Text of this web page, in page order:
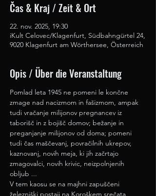
Čas & Kraj / Zeit & Ort
22. nov. 2025, 19:30
iKult Celovec/Klagenfurt, Südbahngürtel 24,
9020 Klagenfurt am Wörthersee, Österreich
Opis / Über die Veranstaltung
Pomlad leta 1945 ne pomeni le končne
zmage nad nacizmom in fašizmom, ampak
tudi vračanje milijonov pregnancev iz
taborišč in z bojišč domov; bežanje in
preganjanje milijonov od doma; pomeni
tudi čas maščevanj, povračilnih ukrepov,
kaznovanj, novih meja, ki jih začrtajo
zmagovalci, novih krivic, neizpolnjenih
obljub ...
V tem kaosu se na majhni zapuščeni
železniški postaji na Koroškem srečata